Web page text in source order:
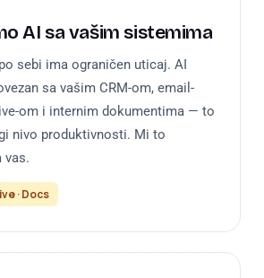
AI sa vašim sistemima
sebi ima ograničen uticaj. AI
sa vašim CRM-om, email-
om i internim dokumentima — to
nivo produktivnosti. Mi to
vas.
· Docs